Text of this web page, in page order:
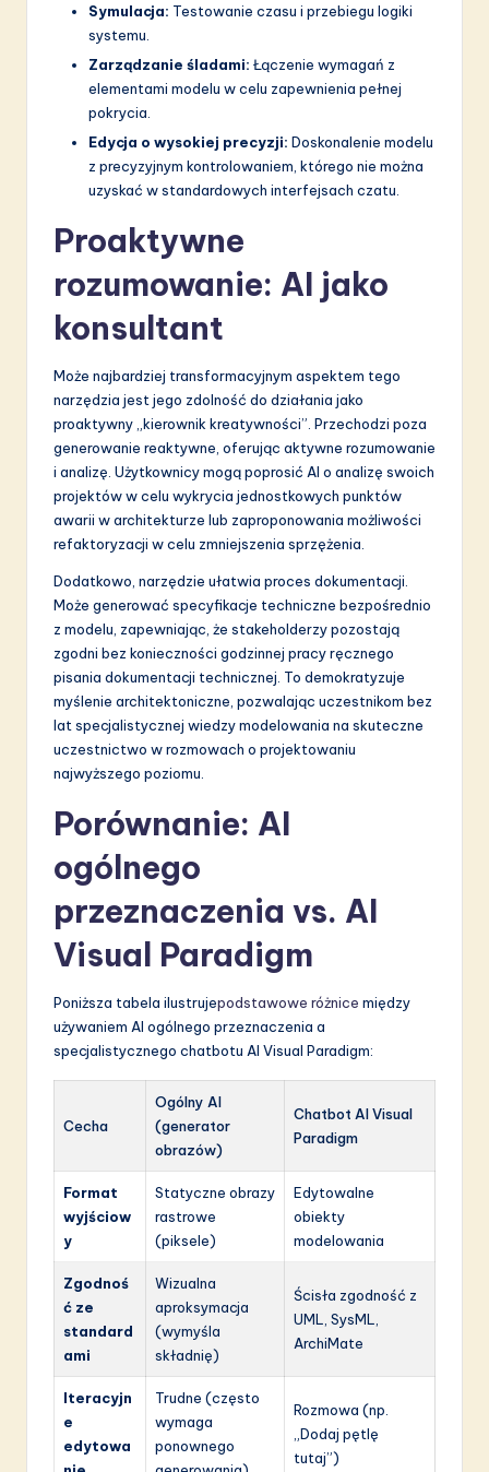
Symulacja: Testowanie czasu i przebiegu logiki
systemu.
Zarządzanie śladami: Łączenie wymagań z
elementami modelu w celu zapewnienia pełnej
pokrycia.
Edycja o wysokiej precyzji: Doskonalenie modelu
z precyzyjnym kontrolowaniem, którego nie można
uzyskać w standardowych interfejsach czatu.
Proaktywne
rozumowanie: AI jako
konsultant
Może najbardziej transformacyjnym aspektem tego
narzędzia jest jego zdolność do działania jako
proaktywny „kierownik kreatywności”. Przechodzi poza
generowanie reaktywne, oferując aktywne rozumowanie
i analizę. Użytkownicy mogą poprosić AI o analizę swoich
projektów w celu wykrycia jednostkowych punktów
awarii w architekturze lub zaproponowania możliwości
refaktoryzacji w celu zmniejszenia sprzężenia.
Dodatkowo, narzędzie ułatwia proces dokumentacji.
Może generować specyfikacje techniczne bezpośrednio
z modelu, zapewniając, że stakeholderzy pozostają
zgodni bez konieczności godzinnej pracy ręcznego
pisania dokumentacji technicznej. To demokratyzuje
myślenie architektoniczne, pozwalając uczestnikom bez
lat specjalistycznej wiedzy modelowania na skuteczne
uczestnictwo w rozmowach o projektowaniu
najwyższego poziomu.
Porównanie: AI
ogólnego
przeznaczenia vs. AI
Visual Paradigm
Poniższa tabela ilustrujepodstawowe różnice między
używaniem AI ogólnego przeznaczenia a
specjalistycznego chatbotu AI Visual Paradigm:
Cecha
Ogólny AI
(generator
obrazów)
Chatbot AI Visual
Paradigm
Format
wyjściow
y
Statyczne obrazy
rastrowe
(piksele)
Edytowalne
obiekty
modelowania
Zgodnoś
ć ze
standard
ami
Wizualna
aproksymacja
(wymyśla
składnię)
Ścisła zgodność z
UML, SysML,
ArchiMate
Iteracyjn
e
edytowa
Trudne (często
wymaga
ponownego
Rozmowa (np.
„Dodaj pętlę
tutaj”)